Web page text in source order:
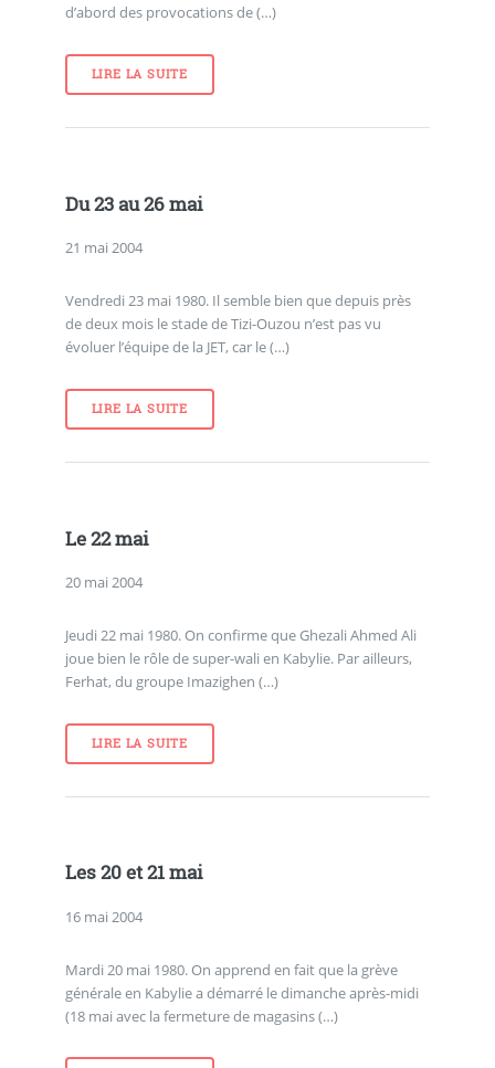
d’abord des provocations de (…)
LIRE LA SUITE
Du 23 au 26 mai
21 mai 2004
Vendredi 23 mai 1980. Il semble bien que depuis près
de deux mois le stade de Tizi-Ouzou n’est pas vu
évoluer l’équipe de la JET, car le (…)
LIRE LA SUITE
Le 22 mai
20 mai 2004
Jeudi 22 mai 1980. On confirme que Ghezali Ahmed Ali
joue bien le rôle de super-wali en Kabylie. Par ailleurs,
Ferhat, du groupe Imazighen (…)
LIRE LA SUITE
Les 20 et 21 mai
16 mai 2004
Mardi 20 mai 1980. On apprend en fait que la grève
générale en Kabylie a démarré le dimanche après-midi
(18 mai avec la fermeture de magasins (…)